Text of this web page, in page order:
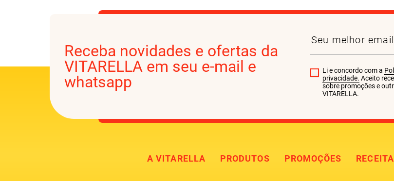
Receba novidades e ofertas da
VITARELLA em seu e-mail e
whatsapp
Li e concordo com a
privacidade. Aceito
sobre promoções e
VITARELLA.
A VITARELLA PRODUTOS PROMOÇÕES